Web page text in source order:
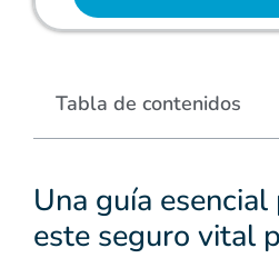
Una guía
este seguro vital
Tabla de contenidos